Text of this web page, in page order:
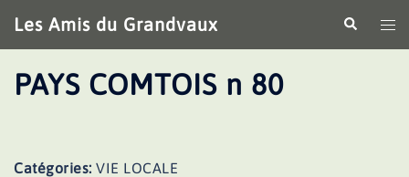
au
contenu
Les Amis du Grandvaux
le
PAYS COMTOIS n 80
Catégories: VIE LOCALE